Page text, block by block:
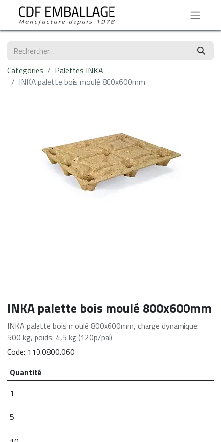
Categories
Palettes INKA
INKA palette bois moulé 800x600mm
INKA palette bois moulé 800x600mm
INKA palette bois moulé 800x600mm, charge dynamique:
500 kg, poids: 4,5 kg (120p/pal)
Code: 110.0800.060
Quantité
1
5